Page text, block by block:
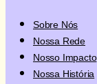
Sobre Nós
Nossa Rede
Nosso Impacto
Nossa História